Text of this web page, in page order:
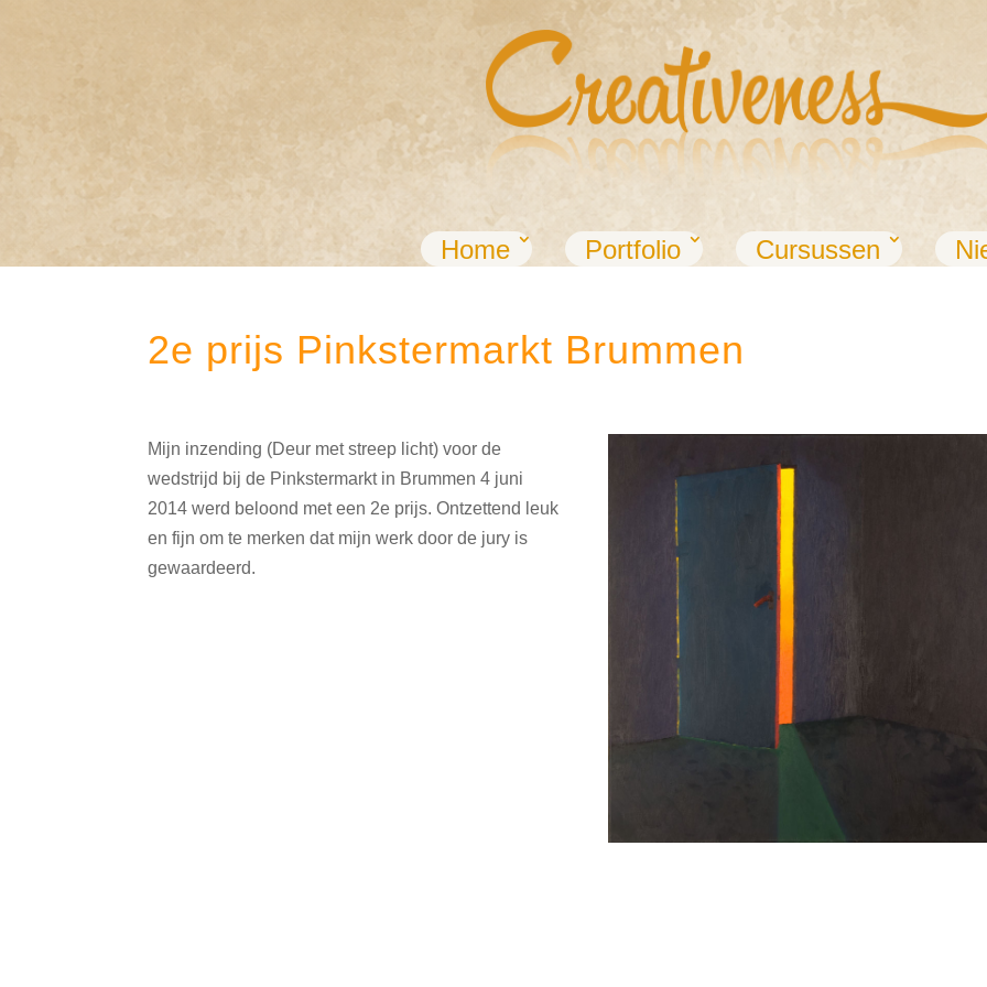
Home Portfolio Cursussen
2e prijs Pinkstermarkt Brummen
Mijn inzending (Deur met streep licht) voor de
wedstrijd bij de Pinkstermarkt in Brummen 4 juni
2014 werd beloond met een 2e prijs. Ontzettend leuk
en fijn om te merken dat mijn werk door de jury is
gewaardeerd.